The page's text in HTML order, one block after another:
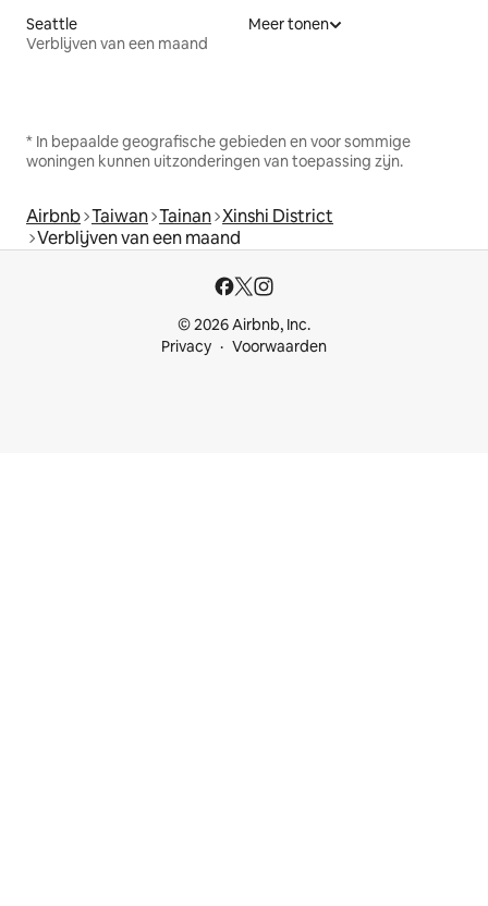
Seattle
Verblijven van een maand
Meer tonen
* In bepaalde geografische gebieden en voor sommige
woningen kunnen uitzonderingen van toepassing zijn.
Airbnb Taiwan Tainan Xinshi District
Verblijven van een maand
© 2026 Airbnb, Inc.
Privacy
Voorwaarden